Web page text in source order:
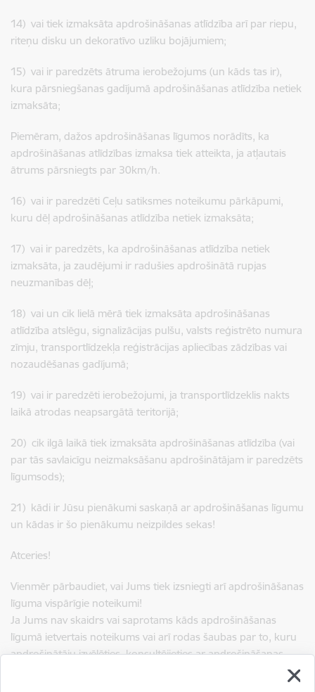
14) vai tiek izmaksāta apdrošināšanas atlīdzība arī par riepu,
riteņu disku un dekoratīvo uzliku bojājumiem;
15) vai ir paredzēts ātruma ierobežojums (un kāds tas ir),
kura pārsniegšanas gadījumā apdrošināšanas atlīdzība netiek
izmaksāta;
Piemēram, dažos apdrošināšanas līgumos norādīts, ka
apdrošināšanas atlīdzības izmaksa tiek atteikta, ja atļautais
ātrums pārsniegts par 30km/h.
16) vai ir paredzēti Ceļu satiksmes noteikumu pārkāpumi,
kuru dēļ apdrošināšanas atlīdzība netiek izmaksāta;
17) vai ir paredzēts, ka apdrošināšanas atlīdzība netiek
izmaksāta, ja zaudējumi ir radušies apdrošinātā rupjas
neuzmanības dēļ;
18) vai un cik lielā mērā tiek izmaksāta apdrošināšanas
atlīdzība atslēgu, signalizācijas pulšu, valsts reģistrēto numura
zīmju, transportlīdzekļa reģistrācijas apliecības zādzības vai
nozaudēšanas gadījumā;
19) vai ir paredzēti ierobežojumi, ja transportlīdzeklis nakts
laikā atrodas neapsargātā teritorijā;
20) cik ilgā laikā tiek izmaksāta apdrošināšanas atlīdzība (vai
par tās savlaicīgu neizmaksāšanu apdrošinātājam ir paredzēts
līgumsods);
21) kādi ir Jūsu pienākumi saskaņā ar apdrošināšanas līgumu
un kādas ir šo pienākumu neizpildes sekas!
Atceries!
Vienmēr pārbaudiet, vai Jums tiek izsniegti arī apdrošināšanas
līguma vispārīgie noteikumi!
Ja Jums nav skaidrs vai saprotams kāds apdrošināšanas
līgumā ietvertais noteikums vai arī rodas šaubas par to, kuru
apdrošinātāju izvēlēties, konsultējieties ar apdrošināšanas